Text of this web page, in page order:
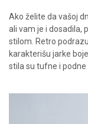
Ako želite da vašoj
ali vam je i dosadila,
stilom. Retro
karakterišu jarke
stila su tufne i podne